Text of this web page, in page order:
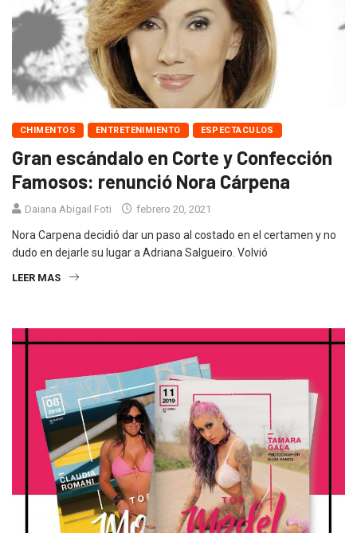
CHIMENTOS ENTRETENIMIENTO ESPECTACULOS
Gran escándalo en Corte y Confección
Famosos: renunció Nora Cárpena
Daiana Abigail Foti febrero 20, 2021
Nora Carpena decidió dar un paso al costado en el certamen y no
dudo en dejarle su lugar a Adriana Salgueiro. Volvió
LEER MAS